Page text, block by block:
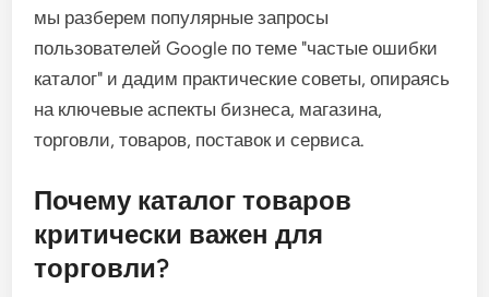
мы разберем популярные запросы
пользователей Google по теме "частые ошибки
каталог" и дадим практические советы, опираясь
на ключевые аспекты бизнеса, магазина,
торговли, товаров, поставок и сервиса.
Почему каталог товаров
критически важен для
торговли?